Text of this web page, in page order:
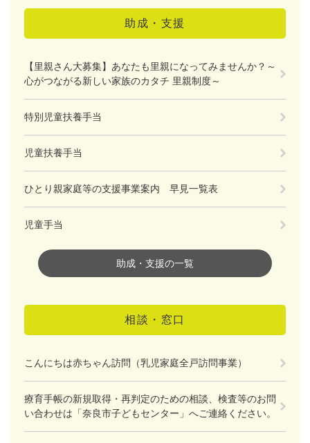
助成・支援
【里親さん大募集】あなたも里親になってみませんか？～
心がつながる新しい家族のカタチ 里親制度～
特別児童扶養手当
児童扶養手当
ひとり親家庭等の支援事業案内 早見一覧表
児童手当
助成・支援の一覧
相談・窓口
こんにちは赤ちゃん訪問（乳児家庭全戸訪問事業）
療育手帳の新規取得・再判定のための相談、検査等のお問
い合わせは「奈良市子どもセンター」へご連絡ください。